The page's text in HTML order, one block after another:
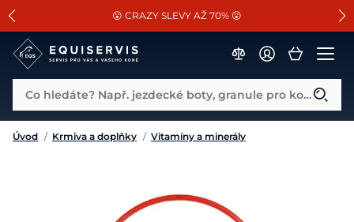
SLEVA 13% na vše od Cassini!
😮 CRAZY SLEVY AŽ 70% 😮
📐Pasování a doplňky k vybraným sedlům ZDARMA 🐴
Co hledáte? Např. jezdecké boty, granule pro koně...
Úvod / Krmiva a doplňky / Vitamíny a minerály